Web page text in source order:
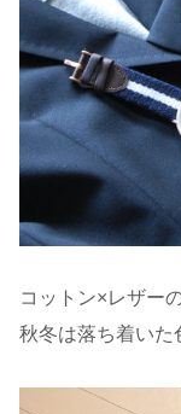
コットン×レザー
秋冬は落ち着いた